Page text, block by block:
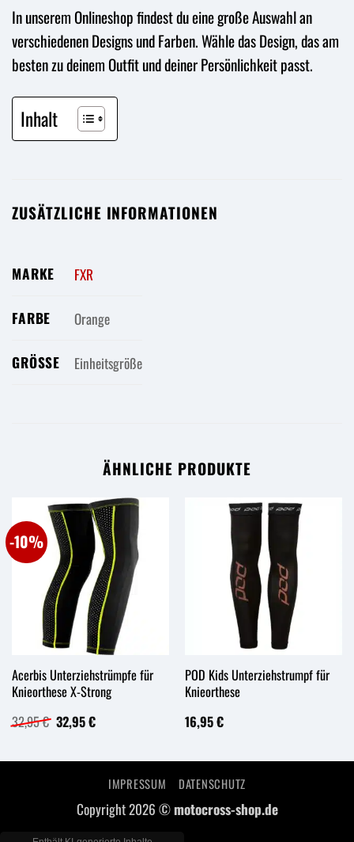
In unserem Onlineshop findest du eine große Auswahl an
verschiedenen Designs und Farben. Wähle das Design, das am
besten zu deinem Outfit und deiner Persönlichkeit passt.
Inhalt
ZUSÄTZLICHE INFORMATIONEN
MARKE FXR
FARBE Orange
GRÖSSE Einheitsgröße
ÄHNLICHE PRODUKTE
-10%
Acerbis Unterziehstrümpfe für
Knieorthese X-Strong
32,95€ Ursprünglicher
Preis
32,95 €
32,95€Aktueller
Preis
32,95 €.
POD Kids Unterziehstrumpf für
Knieorthese
16,95€
IMPRESSUM DATENSCHUTZ
Copyright 2026 ©motocross-shop.de